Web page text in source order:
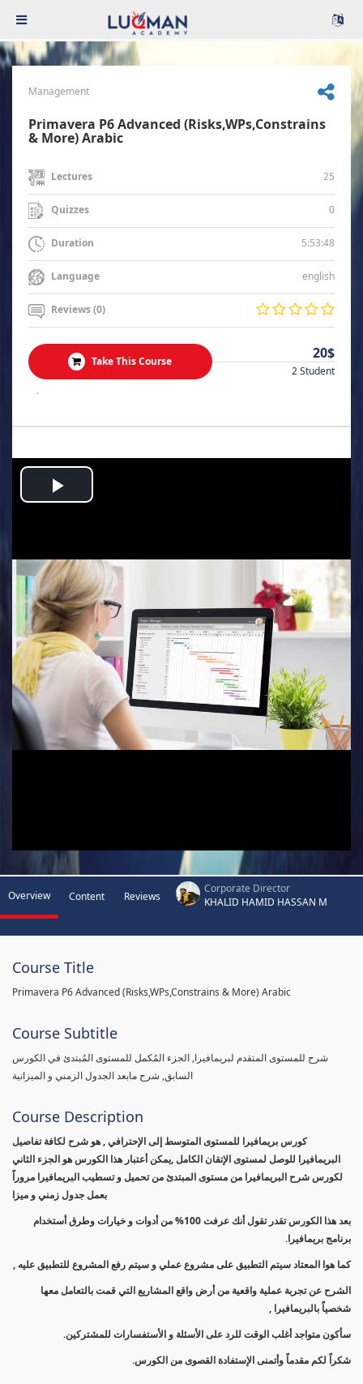
Management
Primavera P6 Advanced (Risks,WPs,Constrains
& More) Arabic
Lectures 25
Quizzes 0
Duration 5:53:48
Language english
Reviews (0)
Take This Course 20$
2 Student
.
Play
Overview Content Reviews
Corporate Director
KHALID HAMID HASSAN M
Course Title
Primavera P6 Advanced (Risks,WPs,Constrains & More) Arabic
Course Subtitle
شرح للمستوى المتقدم لبريمافيرا, الجزء المُكمل للمستوى المُبتدئ في الكورس
السابق, شرح مابعد الجدول الزمني و الميزانية
Course Description
كورس بريمافيرا للمستوى المتوسط إلى الإحترافي , هو شرح لكافة تفاصيل
البريمافيرا للوصل لمستوى الإتقان الكامل ,يمكن أعتبار هذا الكورس هو الجزء الثاني
لكورس شرح البريمافيرا من مستوى المبتدئ من تحميل و تسطيب البريمافيرا مروراً
بعمل جدول زمني و ميزا
بعد هذا الكورس تقدر تقول أنك عرفت 100% من أدوات و خيارات وطرق أستخدام
برنامج بريمافيرا.
كما هوا المعتاد سيتم التطبيق على مشروع عملي و سيتم رفع المشروع للتطبيق عليه ,
الشرح عن تجربة عملية واقعية من أرض واقع المشاريع التي قمت بالتعامل معها
شخصياً بالبريمافيرا ,
سأكون متواجد أغلب الوقت للرد على الأسئلة و الأستفسارات للمشتركين.
شكراً لكم مقدماً وأتمنى الإستفادة القصوى من الكورس.